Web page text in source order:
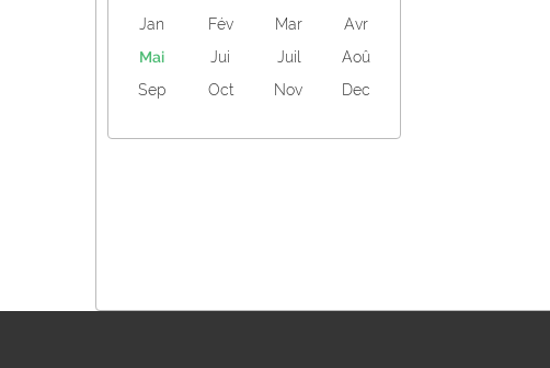
Jan Fév Mar
Avr
Mai
Jui Juil
Aoû
Sep
Oct Nov Dec